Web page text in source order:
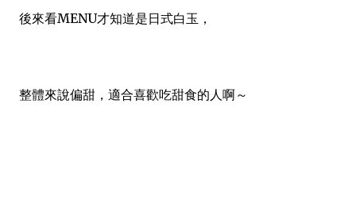
後來看MENU才知道是日式白玉，
整體來說偏甜，適合喜歡吃甜食的人啊～